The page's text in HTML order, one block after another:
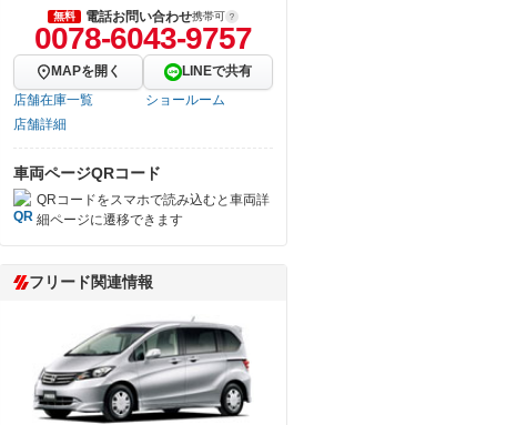
無料 電話お問い合わせ携帯可
0078-6043-9757
MAPを開く
LINEで共有
店舗在庫一覧
ショールーム
店舗詳細
車両ページQRコード
QRコードをスマホで読み込むと車両詳
細ページに遷移できます
フリード関連情報